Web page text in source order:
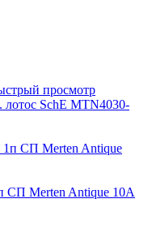
просмотр
SchE MTN4030-
СП Merten Antique 10А